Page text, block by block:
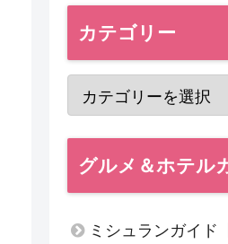
カテゴリー
グルメ＆ホテル
ミシュランガイド